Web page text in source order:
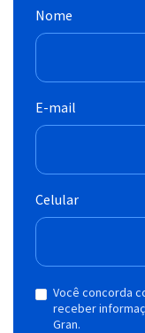
Nome
E-mail
Celular
Você concorda
receber
Gran.